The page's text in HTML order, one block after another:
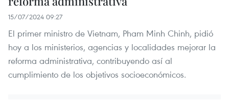
15/07/2024 09:27
El primer ministro de Vietnam, Pham Minh Chinh, pidió
hoy a los ministerios, agencias y localidades mejorar la
reforma administrativa, contribuyendo así al
cumplimiento de los objetivos socioeconómicos.